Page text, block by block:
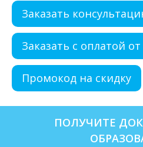
Заказать
Заказать с оплатой
Промокод на скидку
ПОЛУЧИТЕ